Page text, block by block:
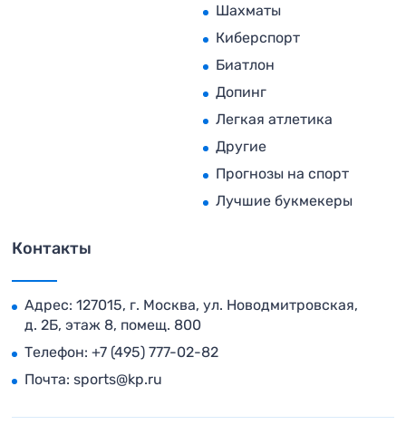
Шахматы
Киберспорт
Биатлон
Допинг
Легкая атлетика
Другие
Прогнозы на спорт
Лучшие букмекеры
Контакты
Адрес: 127015, г. Москва, ул. Новодмитровская,
д. 2Б, этаж 8, помещ. 800
Телефон: +7 (495) 777-02-82
Почта: sports@kp.ru